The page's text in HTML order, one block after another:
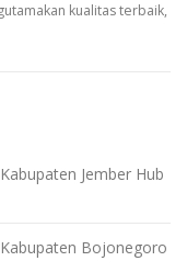
kualitas terbaik,
Jember Hub
Bojonegoro